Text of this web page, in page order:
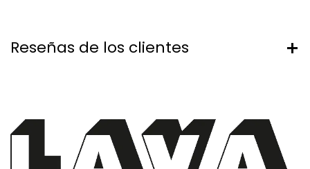
Reseñas de los clientes